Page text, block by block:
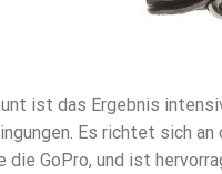
ist das Ergebnis
Es richtet sich an
GoPro, und ist